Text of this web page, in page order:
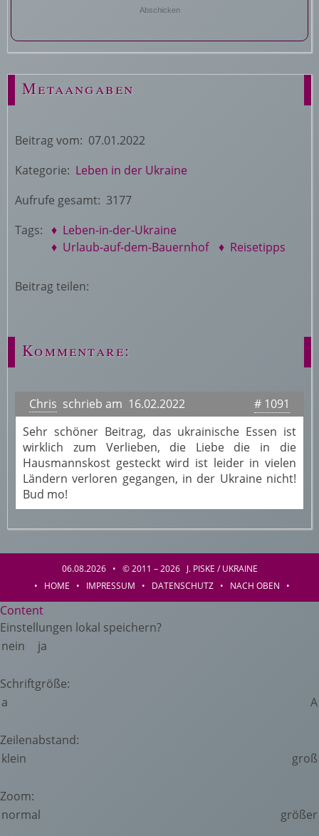
Metaangaben
Beitrag vom: 07.01.2022
Kategorie: Leben in der Ukraine
Aufrufe gesamt: 3177
Tags: ♦ Leben-in-der-Ukraine
♦ Urlaub-auf-dem-Bauernhof
♦ Reisetipps
Beitrag teilen:
Kommentare:
Chris schrieb am 16.02.2022
# 1091
Sehr schöner Beitrag, das ukrainische Essen ist
wirklich zum Verlieben, die Liebe die in die
Hausmannskost gesteckt wird ist leider in vielen
Ländern verloren gegangen, in der Ukraine nicht!
Bud mo!
06.08.2026 • © 2011 – 2026 J. PISKE / UKRAINE
• HOME • IMPRESSUM • DATENSCHUTZ• NACH OBEN •
Content
Einstellungen lokal speichern?
nein
ja
Schriftgröße:
a
A
Zeilenabstand:
klein
groß
Zoom:
normal
größer